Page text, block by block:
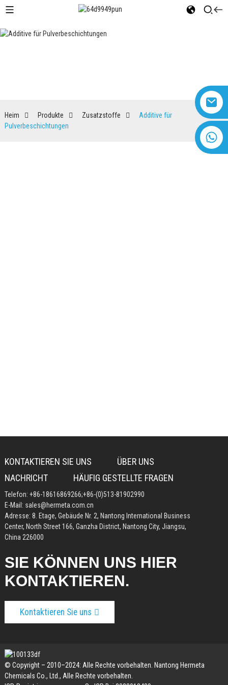
Heim Produkte Zusatzstoffe
Additive für
Pulverbeschichtungen
KONTAKTIEREN SIE UNS
ÜBER UNS
NACHRICHT
HÄUFIG GESTELLTE FRAGEN
Telefon: +86-18616869266;+86-(0)513-81902990
E-Mail: sales@hermeta.com.cn
Adresse: 8. Etage, Gebäude Nr. 2, Nantong International Business
Center, North Street 166, Ganzha District, Nantong City, Jiangsu,
China 226000
SIE KÖNNEN UNS HIER
KONTAKTIEREN.
Kontaktieren Sie uns
© Copyright – 2010–2024: Alle Rechte vorbehalten. Nantong Hermeta
Chemicals Co., Ltd., Alle Rechte vorbehalten.